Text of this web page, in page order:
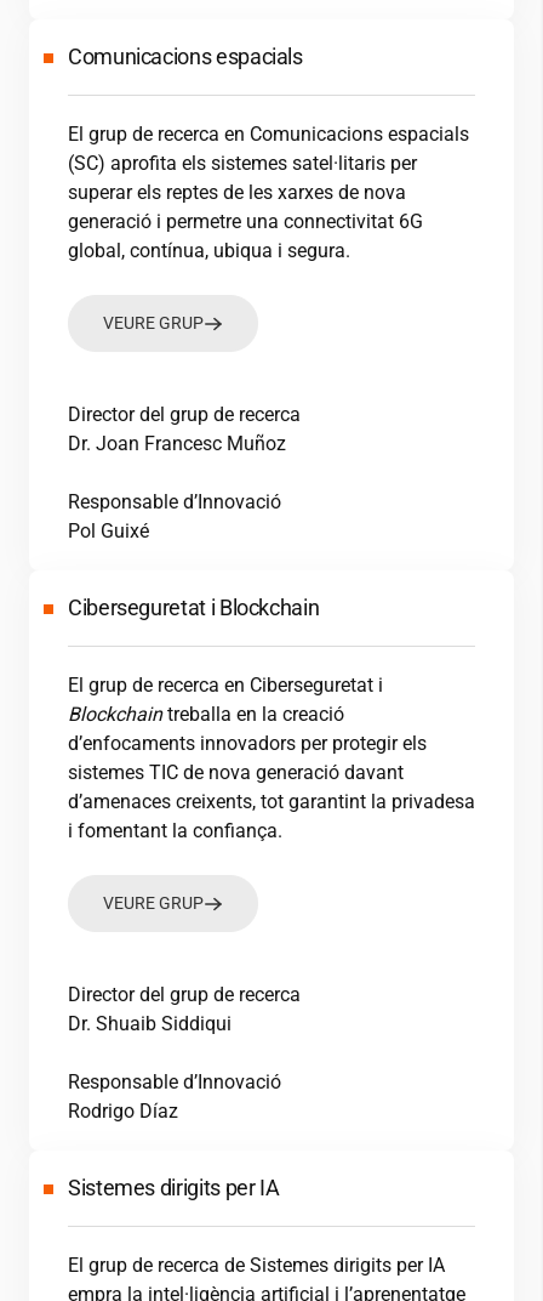
Comunicacions espacials
El grup de recerca en Comunicacions espacials
(SC) aprofita els sistemes satel·litaris per
superar els reptes de les xarxes de nova
generació i permetre una connectivitat 6G
global, contínua, ubiqua i segura.
VEURE GRUP
Director del grup de recerca
Dr. Joan Francesc Muñoz
Responsable d’Innovació
Pol Guixé
Ciberseguretat i Blockchain
El grup de recerca en Ciberseguretat i
Blockchaintreballa en la creació
d’enfocaments innovadors per protegir els
sistemes TIC de nova generació davant
d’amenaces creixents, tot garantint la privadesa
i fomentant la confiança.
VEURE GRUP
Director del grup de recerca
Dr. Shuaib Siddiqui
Responsable d’Innovació
Rodrigo Díaz
Sistemes dirigits per IA
El grup de recerca de Sistemes dirigits per IA
empra la intel·ligència artificial i l’aprenentatge